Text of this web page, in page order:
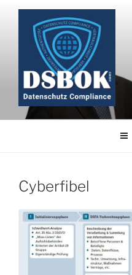
Zum
springen
Cyberfibel